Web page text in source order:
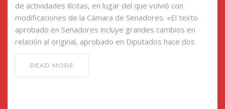
de actividades ilícitas, en lugar del que volvió con
modificaciones de la Cámara de Senadores. «El texto
aprobado en Senadores incluye grandes cambios en
relación al original, aprobado en Diputados hace dos
READ MORE